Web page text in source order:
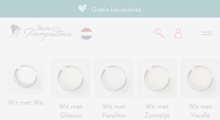
Gratis kleuradvies
Wit met Wit
Wit met
Glazuur
Wit met
Karakter
Wit met
Zonnetje
Wit met
Vanille